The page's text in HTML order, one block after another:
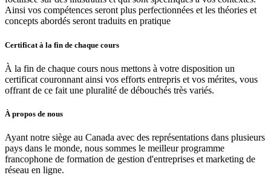
Ainsi vos compétences seront plus perfectionnées et les théories et
concepts abordés seront traduits en pratique
Certificat à la fin de chaque cours
À la fin de chaque cours nous mettons à votre disposition un
certificat couronnant ainsi vos efforts entrepris et vos mérites, vous
offrant de ce fait une pluralité de débouchés très variés.
À propos de nous
Ayant notre siège au Canada avec des représentations dans plusieurs
pays dans le monde, nous sommes le meilleur programme
francophone de formation de gestion d'entreprises et marketing de
réseau en ligne.